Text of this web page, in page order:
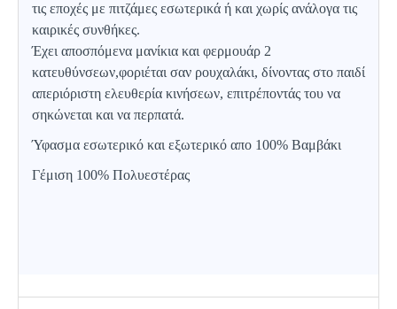
τις εποχές με πιτζάμες εσωτερικά ή και χωρίς ανάλογα τις
καιρικές συνθήκες.
Έχει αποσπόμενα μανίκια και φερμουάρ 2
κατευθύνσεων,φοριέται σαν ρουχαλάκι, δίνοντας στο παιδί
απεριόριστη ελευθερία κινήσεων, επιτρέποντάς του να
σηκώνεται και να περπατά.
Ύφασμα εσωτερικό και εξωτερικό απο 100% Βαμβάκι
Γέμιση 100% Πολυεστέρας